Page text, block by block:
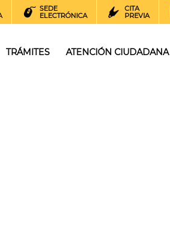
SEDE
ELECTRÓNICA
CITA
PREVIA
TRÁMITES ATENCIÓN CIUDADANA